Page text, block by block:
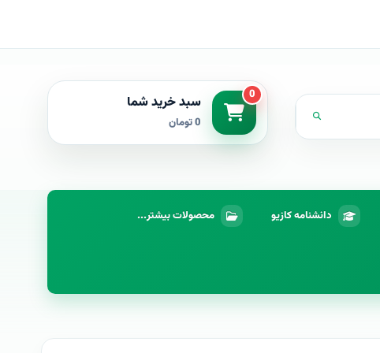
0 سبد خرید شما
0 تومان
دانشنامه کازیو محصولات بیشتر...